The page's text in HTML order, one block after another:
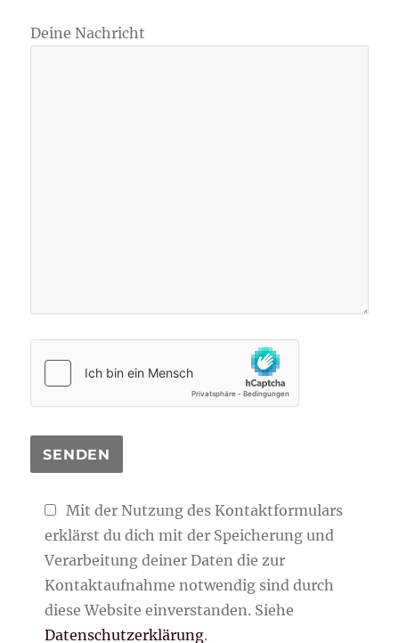
Deine Nachricht
Mit der Nutzung des Kontaktformulars
erklärst du dich mit der Speicherung und
Verarbeitung deiner Daten die zur
Kontaktaufnahme notwendig sind durch
diese Website einverstanden. Siehe
Datenschutzerklärung.